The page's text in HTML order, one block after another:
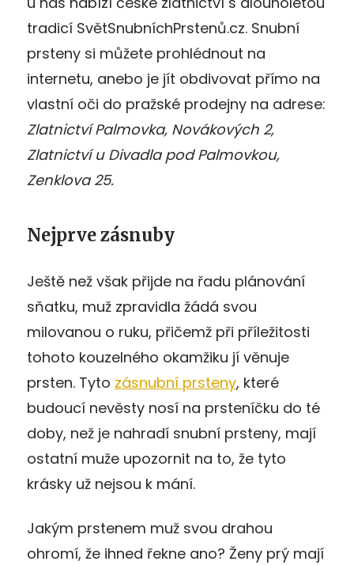
tradicí SvětSnubníchPrstenů.cz. Snubní
prsteny si můžete prohlédnout na
internetu, anebo je jít obdivovat přímo na
vlastní oči do pražské prodejny na adrese:
Zlatnictví Palmovka, Novákových 2,
Zlatnictví u Divadla pod Palmovkou,
Zenklova 25.
Nejprve zásnuby
Ještě než však přijde na řadu plánování
sňatku, muž zpravidla žádá svou
milovanou o ruku, přičemž při příležitosti
tohoto kouzelného okamžiku jí věnuje
prsten. Tyto zásnubní prsteny, které
budoucí nevěsty nosí na prsteníčku do té
doby, než je nahradí snubní prsteny, mají
ostatní muže upozornit na to, že tyto
krásky už nejsou k mání.
Jakým prstenem muž svou drahou
ohromí, že ihned řekne ano? Ženy prý mají